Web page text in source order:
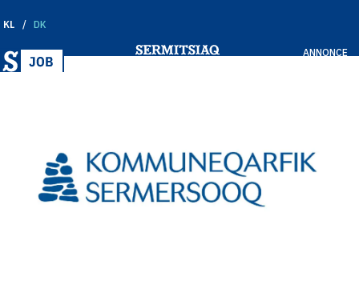
KL DK
ANNONCE